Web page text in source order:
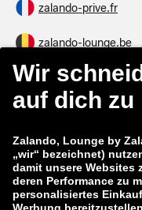
zalando-prive.fr
zalando-lounge.be
zalando-lounge.fi
zalando-lounge.co.uk
zalando-prive.es
zalando-lounge.lt